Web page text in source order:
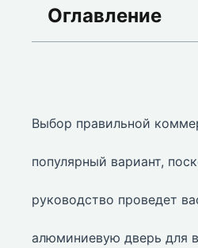
Оглавление
Выбор правильной
популярный вариант,
руководство проведет
алюминиевую дверь для